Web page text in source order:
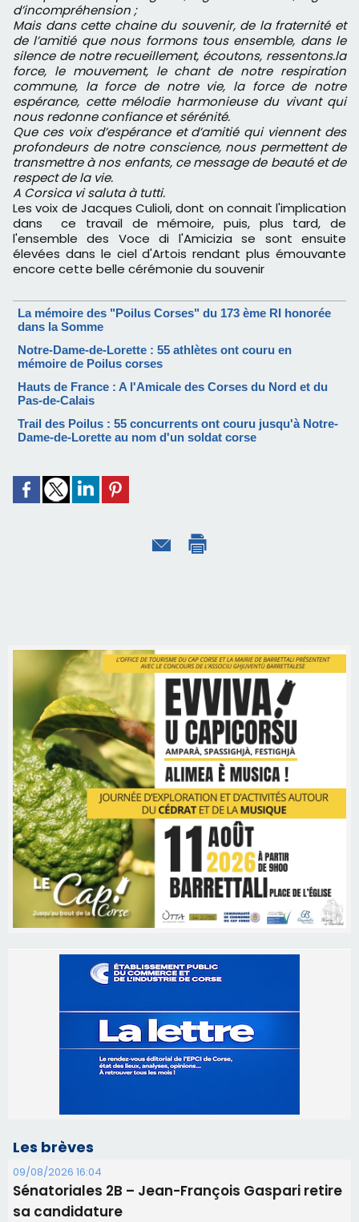
d’incompréhension ;
Mais dans cette chaine du souvenir, de la fraternité et
de l’amitié que nous formons tous ensemble, dans le
silence de notre recueillement, écoutons, ressentons.la
force, le mouvement, le chant de notre respiration
commune, la force de notre vie, la force de notre
espérance, cette mélodie harmonieuse du vivant qui
nous redonne confiance et sérénité.
Que ces voix d’espérance et d’amitié qui viennent des
profondeurs de notre conscience, nous permettent de
transmettre à nos enfants, ce message de beauté et de
respect de la vie.
A Corsica vi saluta à tutti.
Les voix de Jacques Culioli, dont on connait l'implication
dans ce travail de mémoire, puis, plus tard, de
l'ensemble des Voce di l'Amicizia se sont ensuite
élevées dans le ciel d'Artois rendant plus émouvante
encore cette belle cérémonie du souvenir
La mémoire des "Poilus Corses" du 173 ème RI honorée
dans la Somme
Notre-Dame-de-Lorette : 55 athlètes ont couru en
mémoire de Poilus corses
Hauts de France : A l'Amicale des Corses du Nord et du
Pas-de-Calais
Trail des Poilus : 55 concurrents ont couru jusqu'à Notre-
Dame-de-Lorette au nom d'un soldat corse
Les brèves
09/08/2026 16:04
Sénatoriales 2B – Jean-François Gaspari retire
sa candidature